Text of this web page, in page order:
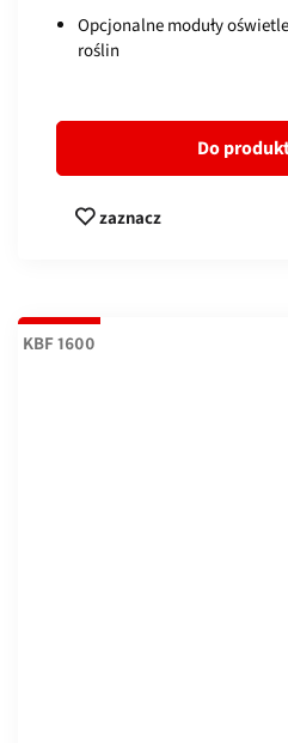
Opcjonalne moduły
roślin
Do
zaznacz
KBF 1600